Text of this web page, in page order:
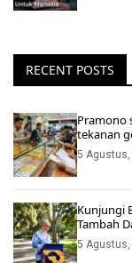
RECENT POSTS
Pramono
tekanan
5 Agustus,
Kunjungi
Tambah
5 Agustus,